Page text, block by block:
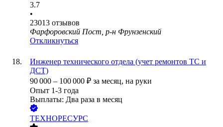
3.7
•
23013 отзывов
Фарфоровский Пост, р-н Фрунзенский
Откликнуться
Инженер технического отдела (учет ремонтов ТС и
ДСТ)
90 000 – 100 000 ₽ за месяц, на руки
Опыт 1-3 года
Выплаты: Два раза в месяц
ТЕХНОРЕСУРС